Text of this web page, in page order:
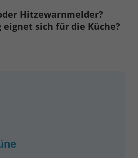
Hitzewarnmelder?
eignet sich für die Küche?